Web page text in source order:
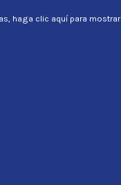
haga clic aquí para